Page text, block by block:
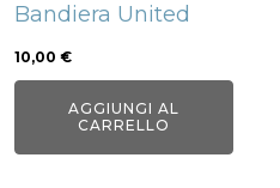
Bandiera United
10,00 €
AGGIUNGI AL
CARRELLO